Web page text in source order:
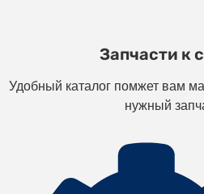
Запчасти к
Удобный каталог помжет вам
нужный